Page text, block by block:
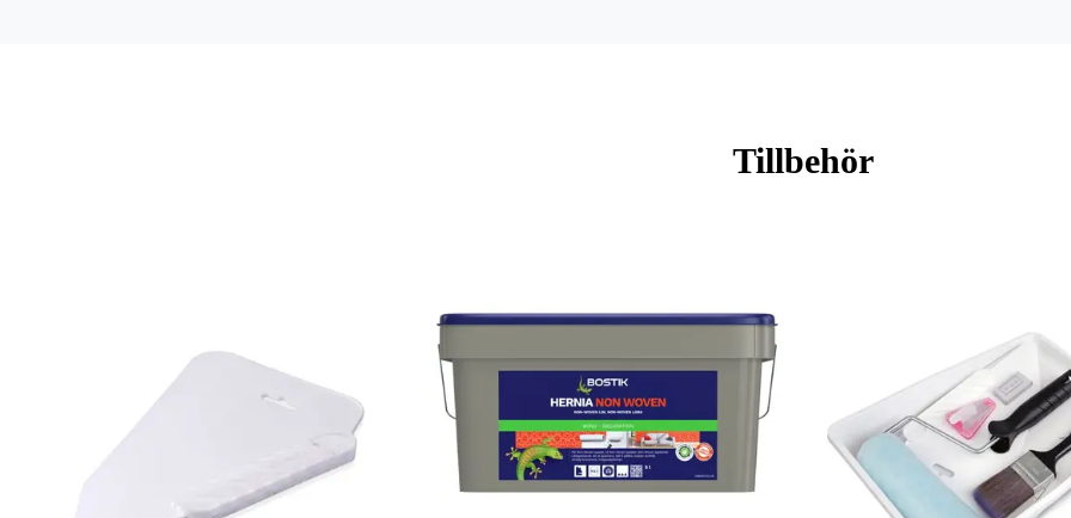
Leverantörens artikelnummer: 223-07
Tillbehör